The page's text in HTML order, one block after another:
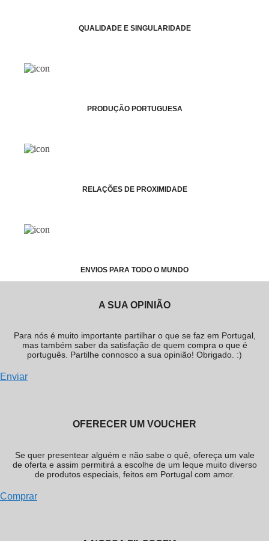
QUALIDADE E SINGULARIDADE
PRODUÇÃO PORTUGUESA
RELAÇÕES DE PROXIMIDADE
ENVIOS PARA TODO O MUNDO
A SUA OPINIÃO
Para nós é muito importante partilhar o que se faz em Portugal,
mas também saber da satisfação de quem compra o que é
português. Partilhe connosco a sua opinião! Obrigado. :)
Enviar
OFERECER UM VOUCHER
Se quer presentear alguém e não sabe o quê, ofereça um vale
de oferta e assim permitirá a escolhe de um leque muito diverso
de produtos especiais, feitos em Portugal com amor.
Comprar